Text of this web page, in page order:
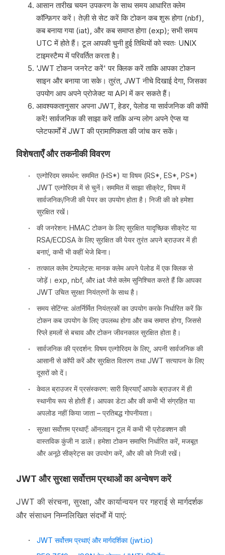
आसान तारीख चयन उपकरण के साथ समय आधारित क्लेम
कॉन्फ़िगर करें। तेज़ी से सेट करें कि टोकन कब शुरू होगा (nbf),
कब बनाया गया (iat), और कब समाप्त होगा (exp); सभी समय
UTC में होते हैं। टूल आपकी चुनी हुई तिथियों को स्वतः UNIX
टाइमस्टैम्प में परिवर्तित करता है।
'JWT टोकन जनरेट करें' पर क्लिक करें ताकि आपका टोकन
साइन और बनाया जा सके। तुरंत, JWT नीचे दिखाई देगा, जिसका
उपयोग आप अपने प्रोजेक्ट या API में कर सकते हैं।
आवश्यकतानुसार अपना JWT, हेडर, पेलोड या सार्वजनिक की कॉपी
करें! सार्वजनिक की साझा करें ताकि अन्य लोग अपने ऐप्स या
प्लेटफार्मों में JWT की प्रामाणिकता की जांच कर सकें।
विशेषताएँ और तकनीकी विवरण
एल्गोरिदम समर्थन: सममित (HS*) या विषम (RS*, ES*, PS*)
JWT एल्गोरिदम में से चुनें। सममित में साझा सीक्रेट, विषम में
सार्वजनिक/निजी की पेयर का उपयोग होता है। निजी की को हमेशा
सुरक्षित रखें।
की जनरेशन: HMAC टोकन के लिए सुरक्षित यादृच्छिक सीक्रेट या
RSA/ECDSA के लिए सुरक्षित की पेयर तुरंत अपने ब्राउजर में ही
बनाएं, कभी भी कहीं भेजे बिना।
तत्काल क्लेम टेम्पलेट्स: मानक क्लेम अपने पेलोड में एक क्लिक से
जोड़ें। exp, nbf, और iat जैसे क्लेम सुनिश्चित करते हैं कि आपका
JWT उचित सुरक्षा नियंत्रणों के साथ है।
समय सेटिंग्स: अंतर्निर्मित नियंत्रकों का उपयोग करके निर्धारित करें कि
टोकन कब उपयोग के लिए उपलब्ध होगा और कब समाप्त होगा, जिससे
रिप्ले हमलों से बचाव और टोकन जीवनकाल सुरक्षित होता है।
सार्वजनिक की प्रदर्शन: विषम एल्गोरिदम के लिए, अपनी सार्वजनिक की
आसानी से कॉपी करें और सुरक्षित वितरण तथा JWT सत्यापन के लिए
दूसरों को दें।
केवल ब्राउजर में प्रसंस्करण: सारी क्रियाएँ आपके ब्राउजर में ही
स्थानीय रूप से होती हैं। आपका डेटा और की कभी भी संग्रहित या
अपलोड नहीं किया जाता – प्रतिबद्ध गोपनीयता।
सुरक्षा सर्वोत्तम प्रथाएँ: ऑनलाइन टूल में कभी भी प्रोडक्शन की
वास्तविक कुंजी न डालें। हमेशा टोकन समाप्ति निर्धारित करें, मजबूत
और अनूठे सीक्रेट्स का उपयोग करें, और की को निजी रखें।
JWT और सुरक्षा सर्वोत्तम प्रथाओं का अन्वेषण करें
JWT की संरचना, सुरक्षा, और कार्यान्वयन पर गहराई से मार्गदर्शक
और संसाधन निम्नलिखित संदर्भों में पाएं:
JWT सर्वोत्तम प्रथाएं और मार्गदर्शिका (jwt.io)